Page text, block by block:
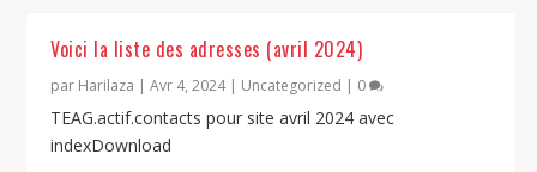
Voici la liste des adresses (avril 2024)
par Harilaza |Avr 4, 2024| Uncategorized | 0
TEAG.actif.contacts pour site avril 2024 avec
indexDownload